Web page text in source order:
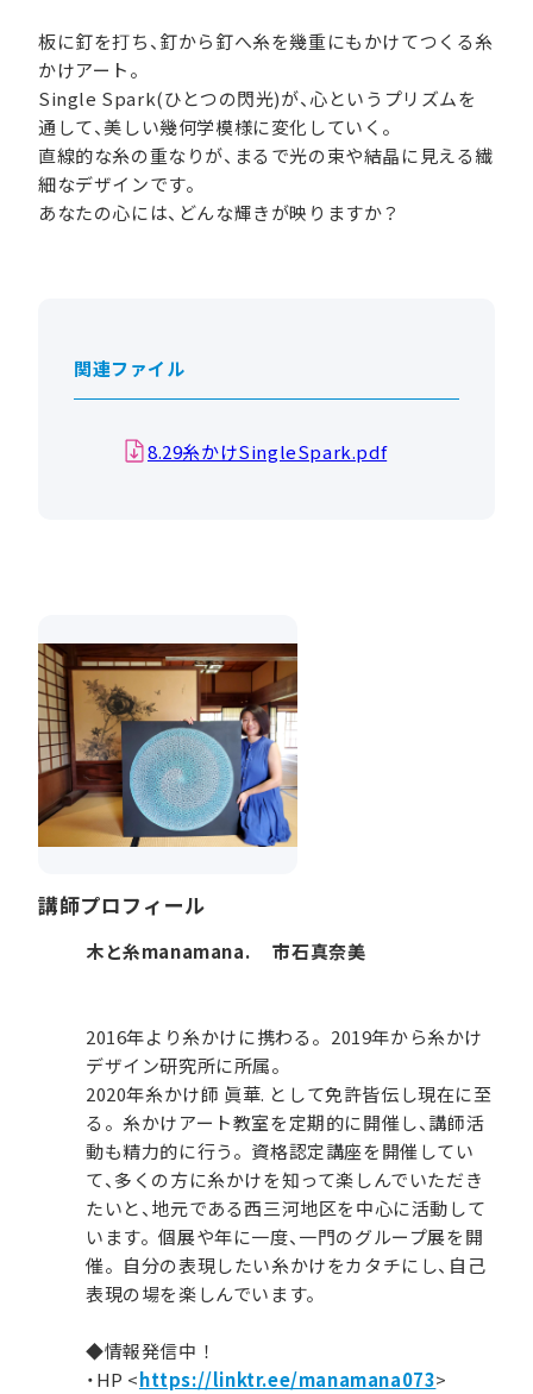
板に釘を打ち、釘から釘へ糸を幾重にもかけてつくる糸
かけアート。
Single Spark(ひとつの閃光)が、心というプリズムを
通して、美しい幾何学模様に変化していく。
直線的な糸の重なりが、まるで光の束や結晶に見える繊
細なデザインです。
あなたの心には、どんな輝きが映りますか？
関連ファイル
8.29糸かけSingleSpark.pdf
講師プロフィール
木と糸manamana. 市石真奈美
2016年より糸かけに携わる。2019年から糸かけ
デザイン研究所に所属。
2020年糸かけ師 眞華. として免許皆伝し現在に至
る。糸かけアート教室を定期的に開催し、講師活
動も精力的に行う。資格認定講座を開催してい
て、多くの方に糸かけを知って楽しんでいただき
たいと、地元である西三河地区を中心に活動して
います。個展や年に一度、一門のグループ展を開
催。自分の表現したい糸かけをカタチにし、自己
表現の場を楽しんでいます。
◆情報発信中！
・HP <https://linktr.ee/manamana073>